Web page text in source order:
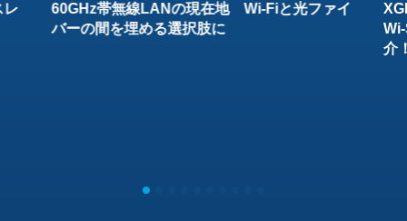
レ
60GHz帯無線LANの現在地 Wi-Fiと光ファイ
バーの間を埋める選択肢に
介